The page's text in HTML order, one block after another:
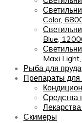
Color,
Blue,
Maxi
Рыба для пруда
Препараты для
Средства
Скимеры